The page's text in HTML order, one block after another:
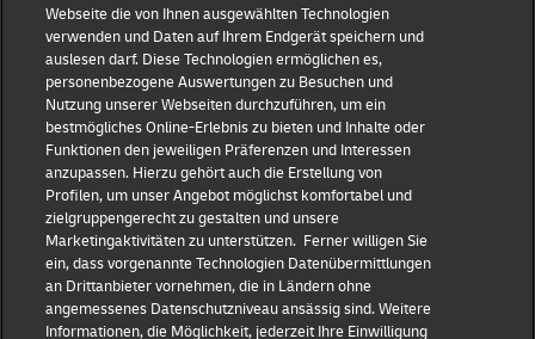
Impressum
Datenschutz
Haftungsausschluss
Cookie-Einstellungen
IR Kontakt
Webseite die von Ihnen ausgewählten Technologien
verwenden und Daten auf Ihrem Endgerät speichern und
auslesen darf. Diese Technologien ermöglichen es,
personenbezogene Auswertungen zu Besuchen und
Nutzung unserer Webseiten durchzuführen, um ein
bestmögliches Online-Erlebnis zu bieten und Inhalte oder
Funktionen den jeweiligen Präferenzen und Interessen
anzupassen. Hierzu gehört auch die Erstellung von
Profilen, um unser Angebot möglichst komfortabel und
zielgruppengerecht zu gestalten und unsere
Marketingaktivitäten zu unterstützen. Ferner willigen Sie
ein, dass vorgenannte Technologien Datenübermittlungen
an Drittanbieter vornehmen, die in Ländern ohne
angemessenes Datenschutzniveau ansässig sind. Weitere
Informationen, die Möglichkeit, jederzeit Ihre Einwilligung